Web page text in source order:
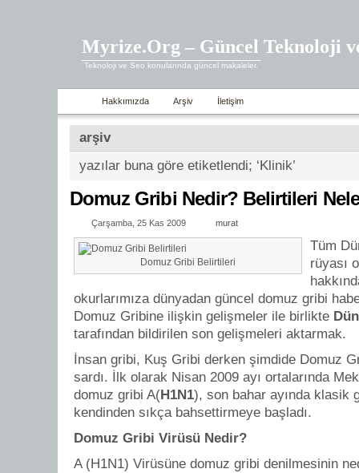
Myrize.Org – Güncel Teknoloji
Teknoloji ve Seo konularında güncel makaleler.
Hakkımızda Arşiv İletişim
arşiv
yazılar buna göre etiketlendi; ‘Klinik’
Domuz Gribi Nedir? Belirtileri
Çarşamba, 25 Kas 2009 murat
Domuz Gribi Belirtileri
Tüm
rüyası
okurlarımıza dünyadan güncel domuz gribi
Domuz Gribine ilişkin gelişmeler ile birlikte
tarafından bildirilen son gelişmeleri aktarmak.
İnsan gribi, Kuş Gribi derken şimdide Domuz
sardı. İlk olarak Nisan 2009 ayı ortalarında
domuz gribi A(H1N1), son bahar ayında klasik
kendinden sıkça bahsettirmeye başladı.
Domuz Gribi Virüsü Nedir?
A (H1N1) Virüsüne domuz gribi denilmesinin